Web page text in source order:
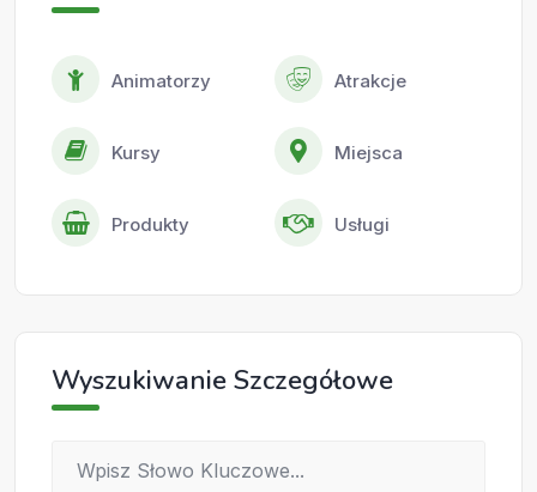
Animatorzy Atrakcje
Kursy Miejsca
Produkty Usługi
Wyszukiwanie Szczegółowe